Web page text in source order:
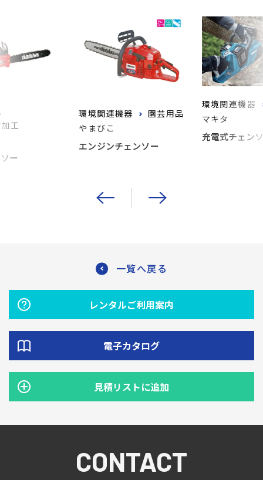
工
ー
環境関連機器
園芸用品
やまびこ
エンジンチェンソー
環境関連機器
マキタ
充電式チェン
一覧へ戻る
レンタルご利用案内
電子カタログ
見積リストに追加
CONTACT